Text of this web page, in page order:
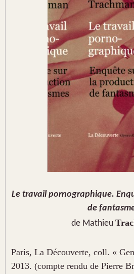
Le travail pornographique.
de
de Mathieu
Paris, La Découverte, coll. «
2013. (compte rendu de Pierre